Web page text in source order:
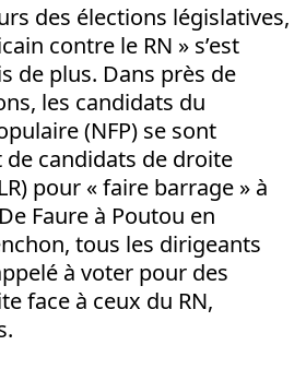
des élections législatives,
contre le RN » s’est
de plus. Dans près de
les candidats du
(NFP) se sont
candidats de droite
pour « faire barrage » à
Faure à Poutou en
tous les dirigeants
à voter pour des
face à ceux du RN,